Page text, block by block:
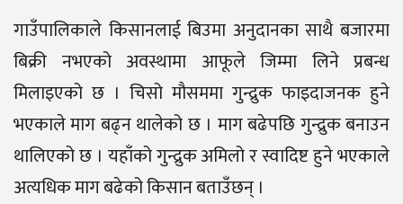
गाउँपालिकाले किसानलाई बिउमा अनुदानका साथै बजारमा
बिक्री नभएको अवस्थामा आफूले जिम्मा लिने प्रबन्ध
मिलाइएको छ । चिसो मौसममा गुन्द्रुक फाइदाजनक हुने
भएकाले माग बढ्न थालेको छ । माग बढेपछि गुन्द्रुक बनाउन
थालिएको छ । यहाँको गुन्द्रुक अमिलो र स्वादिष्ट हुने भएकाले
अत्यधिक माग बढेको किसान बताउँछन् ।